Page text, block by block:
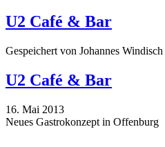
U2 Café & Bar
Gespeichert von Johannes Windisch
U2 Café & Bar
16. Mai 2013
Neues Gastrokonzept in Offenburg